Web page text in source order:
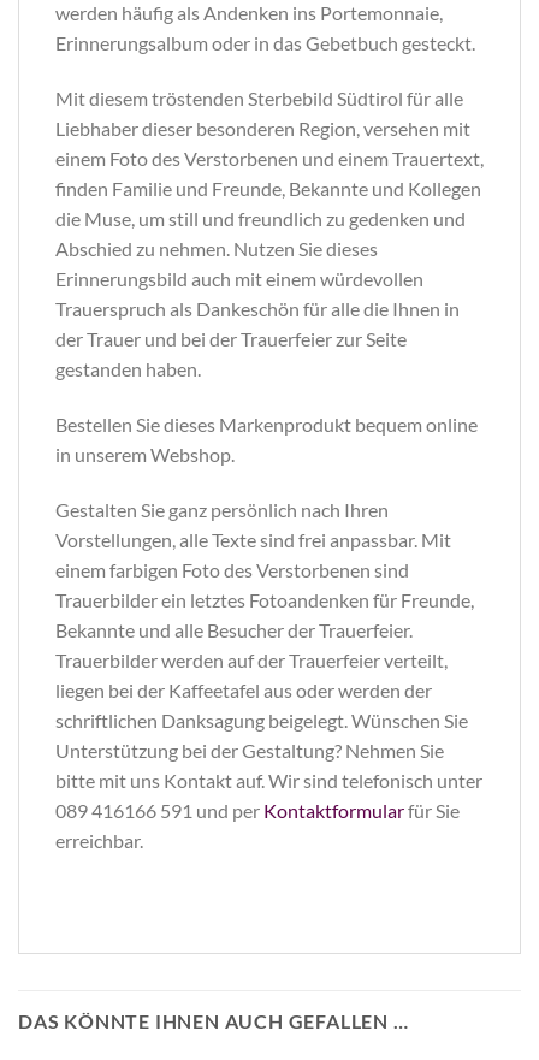
werden häufig als Andenken ins Portemonnaie,
Erinnerungsalbum oder in das Gebetbuch gesteckt.
Mit diesem tröstenden Sterbebild Südtirol für alle
Liebhaber dieser besonderen Region, versehen mit
einem Foto des Verstorbenen und einem Trauertext,
finden Familie und Freunde, Bekannte und Kollegen
die Muse, um still und freundlich zu gedenken und
Abschied zu nehmen. Nutzen Sie dieses
Erinnerungsbild auch mit einem würdevollen
Trauerspruch als Dankeschön für alle die Ihnen in
der Trauer und bei der Trauerfeier zur Seite
gestanden haben.
Bestellen Sie dieses Markenprodukt bequem online
in unserem Webshop.
Gestalten Sie ganz persönlich nach Ihren
Vorstellungen, alle Texte sind frei anpassbar. Mit
einem farbigen Foto des Verstorbenen sind
Trauerbilder ein letztes Fotoandenken für Freunde,
Bekannte und alle Besucher der Trauerfeier.
Trauerbilder werden auf der Trauerfeier verteilt,
liegen bei der Kaffeetafel aus oder werden der
schriftlichen Danksagung beigelegt. Wünschen Sie
Unterstützung bei der Gestaltung? Nehmen Sie
bitte mit uns Kontakt auf. Wir sind telefonisch unter
089 416166 591 und per Kontaktformularfür Sie
erreichbar.
DAS KÖNNTE IHNEN AUCH GEFALLEN …